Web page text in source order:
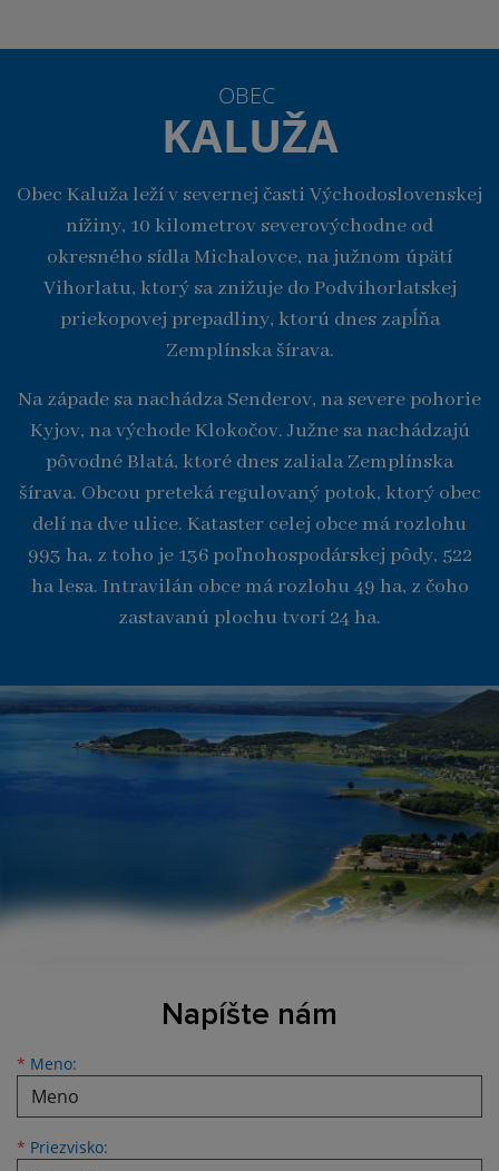
OBEC
KALUŽA
Obec Kaluža leží v severnej časti Východoslovenskej
nížiny, 10 kilometrov severovýchodne od
okresného sídla Michalovce, na južnom úpätí
Vihorlatu, ktorý sa znižuje do Podvihorlatskej
priekopovej prepadliny, ktorú dnes zapĺňa
Zemplínska šírava.
Na západe sa nachádza Senderov, na severe pohorie
Kyjov, na východe Klokočov. Južne sa nachádzajú
pôvodné Blatá, ktoré dnes zaliala Zemplínska
šírava. Obcou preteká regulovaný potok, ktorý obec
delí na dve ulice. Kataster celej obce má rozlohu
993 ha, z toho je 136 poľnohospodárskej pôdy, 522
ha lesa. Intravilán obce má rozlohu 49 ha, z čoho
zastavanú plochu tvorí 24 ha.
Napíšte nám
* Meno:
Meno
* Priezvisko:
Priezvisko
E-mailová adresa